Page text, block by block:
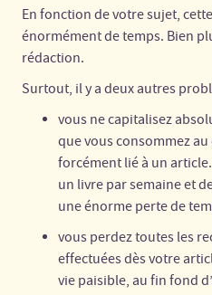
En fonction de votre sujet,
énormément de temps. Bien
rédaction.
Surtout, il y a deux autres
vous ne capitalisez
que vous consommez
forcément lié à un
un livre par semaine et
une énorme perte de
vous perdez toutes les
effectuées dès votre
vie paisible, au fin fond